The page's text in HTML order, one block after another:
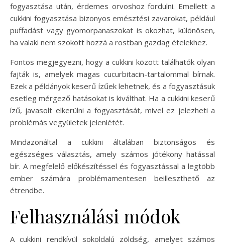
fogyasztása után, érdemes orvoshoz fordulni. Emellett a
cukkini fogyasztása bizonyos emésztési zavarokat, például
puffadást vagy gyomorpanaszokat is okozhat, különösen,
ha valaki nem szokott hozzá a rostban gazdag ételekhez.
Fontos megjegyezni, hogy a cukkini között találhatók olyan
fajták is, amelyek magas cucurbitacin-tartalommal bírnak.
Ezek a példányok keserű ízűek lehetnek, és a fogyasztásuk
esetleg mérgező hatásokat is kiválthat. Ha a cukkini keserű
ízű, javasolt elkerülni a fogyasztását, mivel ez jelezheti a
problémás vegyületek jelenlétét.
Mindazonáltal a cukkini általában biztonságos és
egészséges választás, amely számos jótékony hatással
bír. A megfelelő előkészítéssel és fogyasztással a legtöbb
ember számára problémamentesen beilleszthető az
étrendbe.
Felhasználási módok
A cukkini rendkívül sokoldalú zöldség, amelyet számos